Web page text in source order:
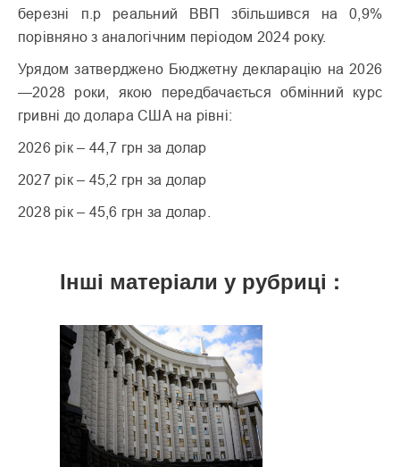
березні п.р реальний ВВП збільшився на 0,9%
порівняно з аналогічним періодом 2024 року.
Урядом затверджено Бюджетну декларацію на 2026
—2028 роки, якою передбачається обмінний курс
гривні до долара США на рівні:
2026 рік – 44,7 грн за долар
2027 рік – 45,2 грн за долар
2028 рік – 45,6 грн за долар.
Інші матеріали у рубриці :